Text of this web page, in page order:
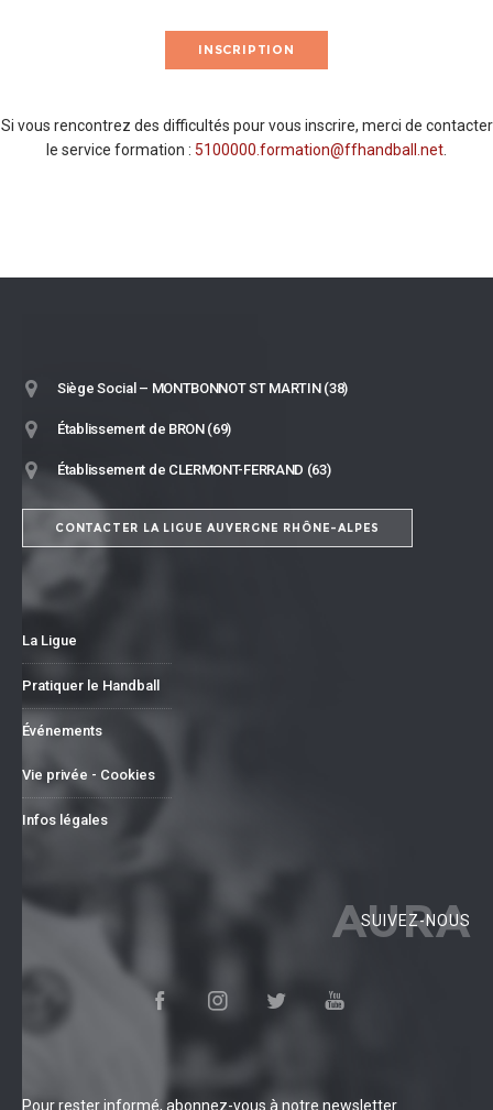
INSCRIPTION
Si vous rencontrez des difficultés pour vous inscrire, merci de contacter
le service formation : 5100000.formation@ffhandball.net
Siège Social – MONTBONNOT ST MARTIN (38)
Établissement de BRON (69)
Établissement de CLERMONT-FERRAND (63)
CONTACTER LA LIGUE AUVERGNE RHÔNE-ALPES
La Ligue
Pratiquer le Handball
Événements
Vie privée - Cookies
Infos légales
AURA
SUIVEZ-NOUS
Pour rester informé, abonnez-vous à notre newsletter